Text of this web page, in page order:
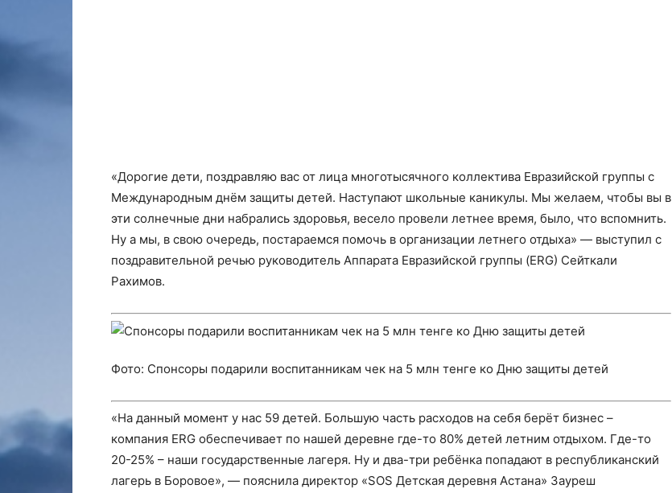
«Дорогие дети, поздравляю вас от лица многотысячного коллектива Евразийской группы с
Международным днём защиты детей. Наступают школьные каникулы. Мы желаем, чтобы вы в
эти солнечные дни набрались здоровья, весело провели летнее время, было, что вспомнить.
Ну а мы, в свою очередь, постараемся помочь в организации летнего отдыха» — выступил с
поздравительной речью руководитель Аппарата Евразийской группы (ERG) Сейткали
Рахимов.
Фото: Спонсоры подарили воспитанникам чек на 5 млн тенге ко Дню защиты детей
«На данный момент у нас 59 детей. Большую часть расходов на себя берёт бизнес –
компания ERG обеспечивает по нашей деревне где-то 80% детей летним отдыхом. Где-то
20-25% – наши государственные лагеря. Ну и два-три ребёнка попадают в республиканский
лагерь в Боровое», — пояснила директор «SOS Детская деревня Астана» Зауреш